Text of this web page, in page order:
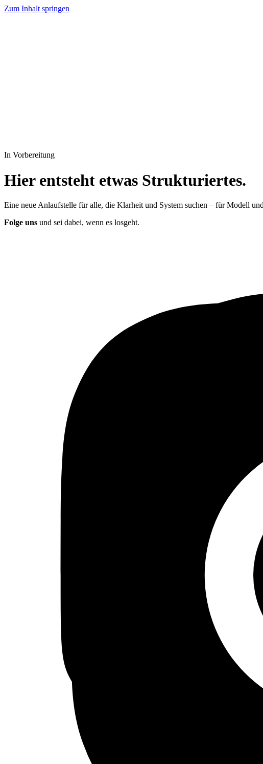
Zum Inhalt springen
In Vorbereitung
Hier entsteht etwas Strukturiertes.
Eine neue Anlaufstelle für alle, die Klarheit und System suchen – für Modell
Folge uns und sei dabei, wenn es losgeht.